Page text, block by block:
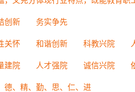
创新 务实争先
关怀 和谐创新 科教兴院 人
建院 人才强院 诚信兴院 依
、精、勤、思、仁、进